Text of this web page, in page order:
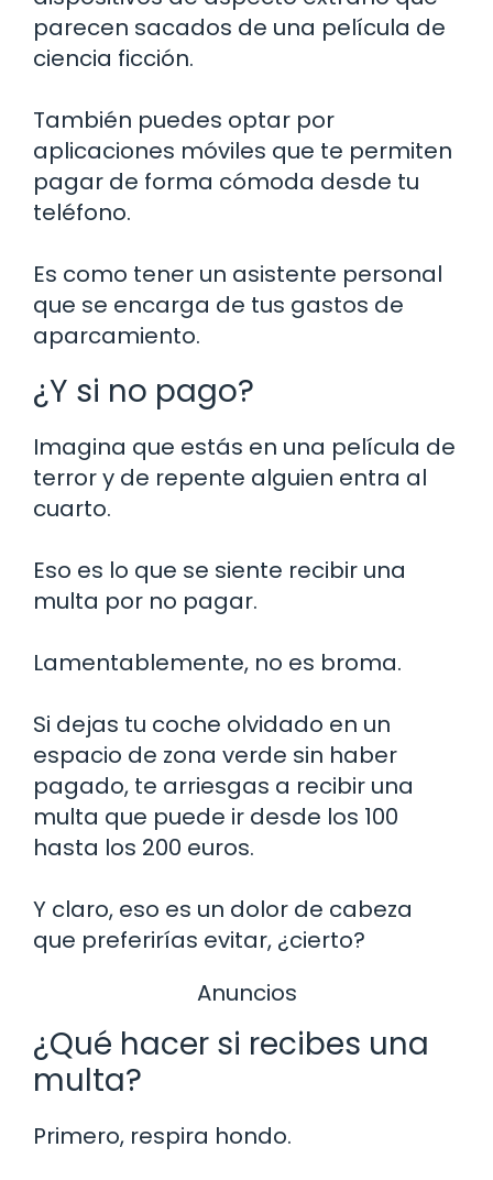
parecen sacados de una película de
ciencia ficción.
También puedes optar por
aplicaciones móviles que te permiten
pagar de forma cómoda desde tu
teléfono.
Es como tener un asistente personal
que se encarga de tus gastos de
aparcamiento.
¿Y si no pago?
Imagina que estás en una película de
terror y de repente alguien entra al
cuarto.
Eso es lo que se siente recibir una
multa por no pagar.
Lamentablemente, no es broma.
Si dejas tu coche olvidado en un
espacio de zona verde sin haber
pagado, te arriesgas a recibir una
multa que puede ir desde los 100
hasta los 200 euros.
Y claro, eso es un dolor de cabeza
que preferirías evitar, ¿cierto?
Anuncios
¿Qué hacer si recibes una
multa?
Primero, respira hondo.